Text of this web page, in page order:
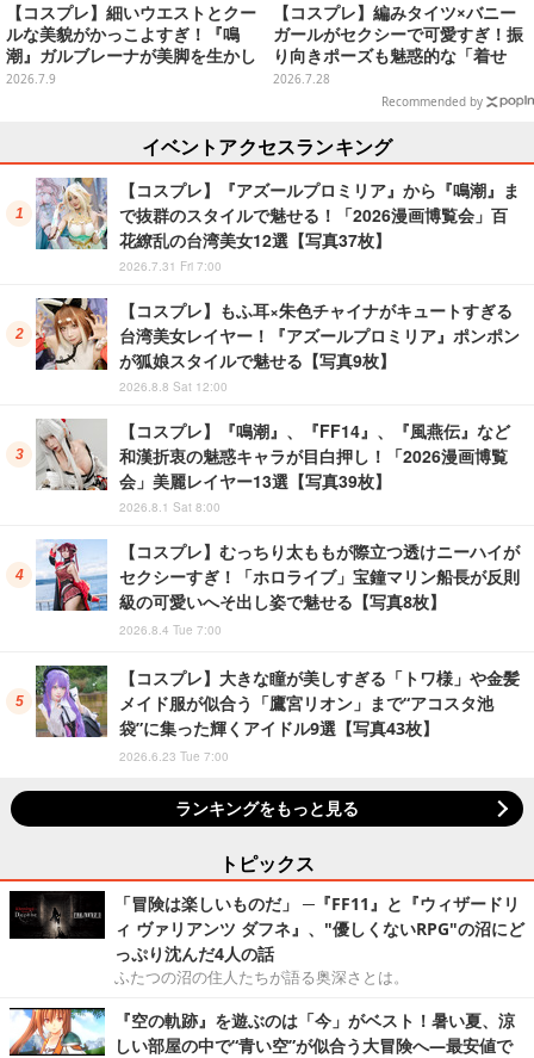
【コスプレ】細いウエストとクー
ルな美貌がかっこよすぎ！『鳴
潮』ガルブレーナが美脚を生かし
た抜群のスタイルで魅せる【写真
2026.7.9
【コスプレ】編みタイツ×バニー
ガールがセクシーで可愛すぎ！振
り向きポーズも魅惑的な「着せ
恋」海夢の美女レイヤーが北海道
に降臨【写真8枚】
2026.7.28
Recommended by
イベントアクセスランキング
【コスプレ】『アズールプロミリア』から『鳴潮』ま
で抜群のスタイルで魅せる！「2026漫画博覧会」百
花繚乱の台湾美女12選【写真37枚】
2026.7.31 Fri 7:00
【コスプレ】もふ耳×朱色チャイナがキュートすぎる
台湾美女レイヤー！『アズールプロミリア』ポンポン
が狐娘スタイルで魅せる【写真9枚】
2026.8.8 Sat 12:00
【コスプレ】『鳴潮』、『FF14』、『風燕伝』など
和漢折衷の魅惑キャラが目白押し！「2026漫画博覧
会」美麗レイヤー13選【写真39枚】
2026.8.1 Sat 8:00
【コスプレ】むっちり太ももが際立つ透けニーハイが
セクシーすぎ！「ホロライブ」宝鐘マリン船長が反則
級の可愛いへそ出し姿で魅せる【写真8枚】
2026.8.4 Tue 7:00
【コスプレ】大きな瞳が美しすぎる「トワ様」や金髪
メイド服が似合う「鷹宮リオン」まで“アコスタ池
袋”に集った輝くアイドル9選【写真43枚】
2026.6.23 Tue 7:00
ランキングをもっと見る
トピックス
「冒険は楽しいものだ」 ─『FF11』と『ウィザードリ
ィ ヴァリアンツ ダフネ』、"優しくないRPG"の沼にど
っぷり沈んだ4人の話
ふたつの沼の住人たちが語る奥深さとは。
『空の軌跡』を遊ぶのは「今」がベスト！暑い夏、涼
しい部屋の中で“青い空”が似合う大冒険へ―最安値で